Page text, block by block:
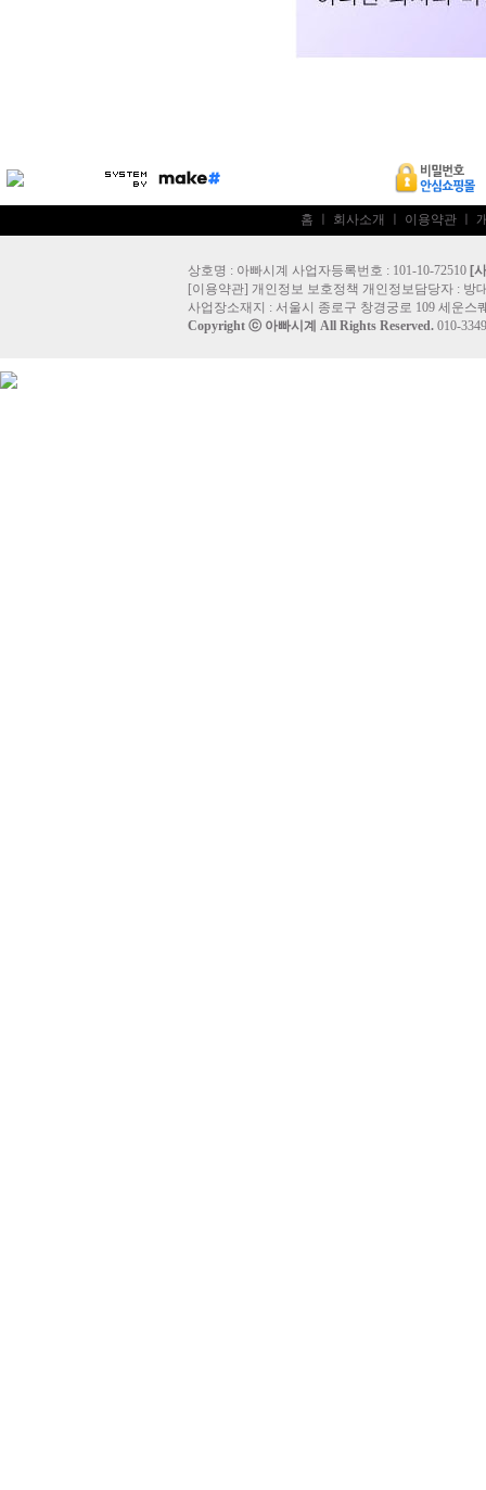
홈 회사소개 이용약관
상호명 : 아빠시계 사업자등록번호 : 101-10-72510 [
[이용약관] 개인정보 보호정책 개인정보담당자 : 방
사업장소재지 : 서울시 종로구 창경궁로 109 세운스
Copyright ⓒ 아빠시계 All Rights Reserved. 010-